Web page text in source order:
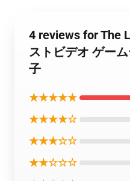
4 reviews for The
ストビデオ ゲー
子
★★★★★
★★★★☆
★★★☆☆
★★☆☆☆